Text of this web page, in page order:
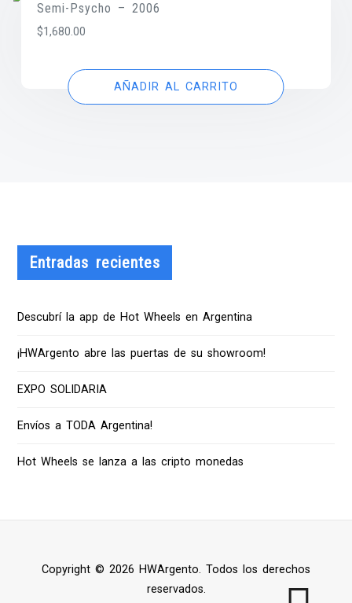
Semi-Psycho – 2006
$1,680.00
AÑADIR AL CARRITO
Entradas recientes
Descubrí la app de Hot Wheels en Argentina
¡HWArgento abre las puertas de su showroom!
EXPO SOLIDARIA
Envíos a TODA Argentina!
Hot Wheels se lanza a las cripto monedas
Copyright © 2026 HWArgento. Todos los derechos
reservados.